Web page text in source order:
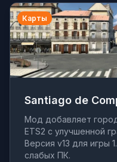
Карты
Santiago de
Мод добавляет
ETS2 с улучшенной
Версия v13 для игры
слабых ПК.